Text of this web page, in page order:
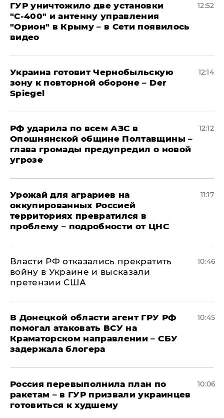
ГУР уничтожило две установки
"С‑400" и антенну управления
"Орион" в Крыму – в Сети появилось
видео
12:52
Украина готовит Чернобыльскую
зону к повторной обороне – Der
Spiegel
12:14
РФ ударила по всем АЗС в
Опошнянской общине Полтавщины –
глава громады предупредил о новой
угрозе
12:12
Урожай для аграриев на
оккупированных Россией
территориях превратился в
проблему – подробности от ЦНС
11:17
Власти РФ отказались прекратить
войну в Украине и высказали
претензии США
10:46
В Донецкой области агент ГРУ РФ
помогал атаковать ВСУ на
Краматорском направлении – СБУ
задержала блогера
10:45
Россия перевыполнила план по
ракетам – в ГУР призвали украинцев
готовиться к худшему
10:06